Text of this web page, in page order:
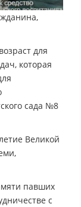
для
которая
сада №8
Великой
павших
с